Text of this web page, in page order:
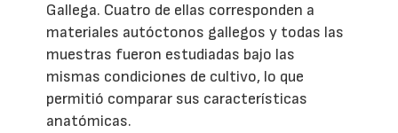
Gallega. Cuatro de ellas corresponden a
materiales autóctonos gallegos y todas las
muestras fueron estudiadas bajo las
mismas condiciones de cultivo, lo que
permitió comparar sus características
anatómicas.